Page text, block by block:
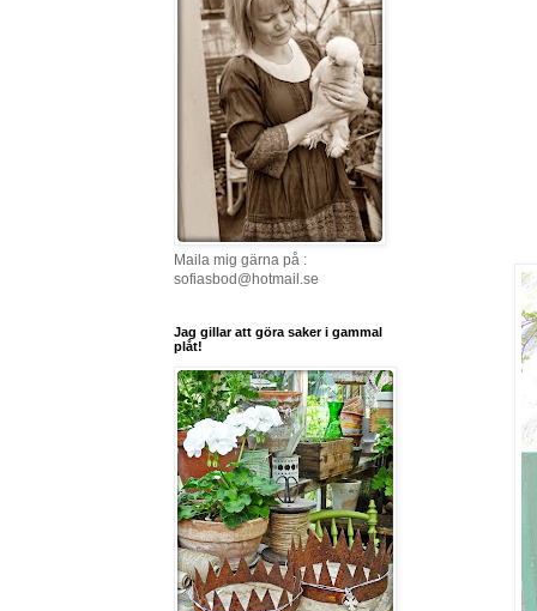
Maila mig gärna på :
sofiasbod@hotmail.se
Jag gillar att göra saker i gammal
plåt!